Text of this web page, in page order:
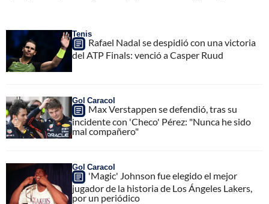
Tenis
Rafael Nadal se despidió con una victoria
del ATP Finals: venció a Casper Ruud
Gol Caracol
Max Verstappen se defendió, tras su
incidente con 'Checo' Pérez: "Nunca he sido
mal compañero"
Gol Caracol
'Magic' Johnson fue elegido el mejor
jugador de la historia de Los Ángeles Lakers,
por un periódico